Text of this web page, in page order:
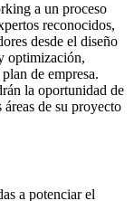
a un proceso
reconocidos,
desde el diseño
optimización,
de empresa.
la oportunidad de
de su proyecto
a potenciar el